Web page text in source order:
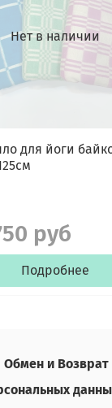
Нет в наличии
для йоги
руб
Подробнее
Обмен и Возврат